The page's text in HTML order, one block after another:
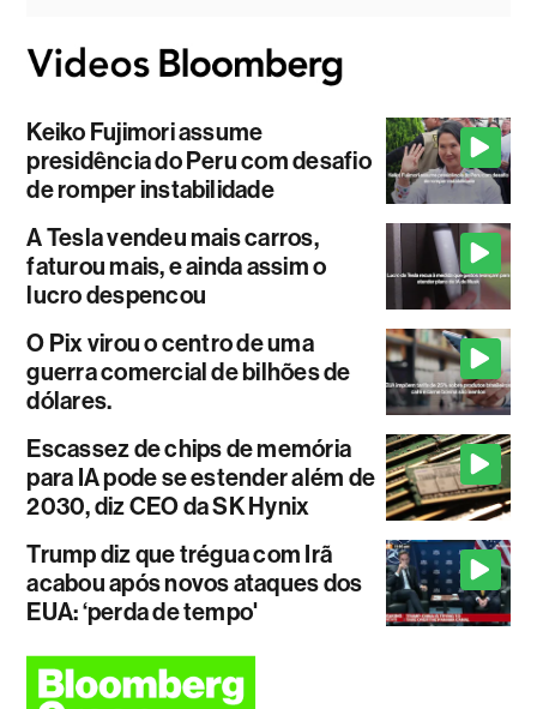
Keiko Fujimori assume
presidência do Peru com desafio
de romper instabilidade
A Tesla vendeu mais carros,
faturou mais, e ainda assim o
lucro despencou
O Pix virou o centro de uma
guerra comercial de bilhões de
dólares.
Escassez de chips de memória
para IA pode se estender além de
2030, diz CEO da SK Hynix
Trump diz que trégua com Irã
acabou após novos ataques dos
EUA: ‘perda de tempo'